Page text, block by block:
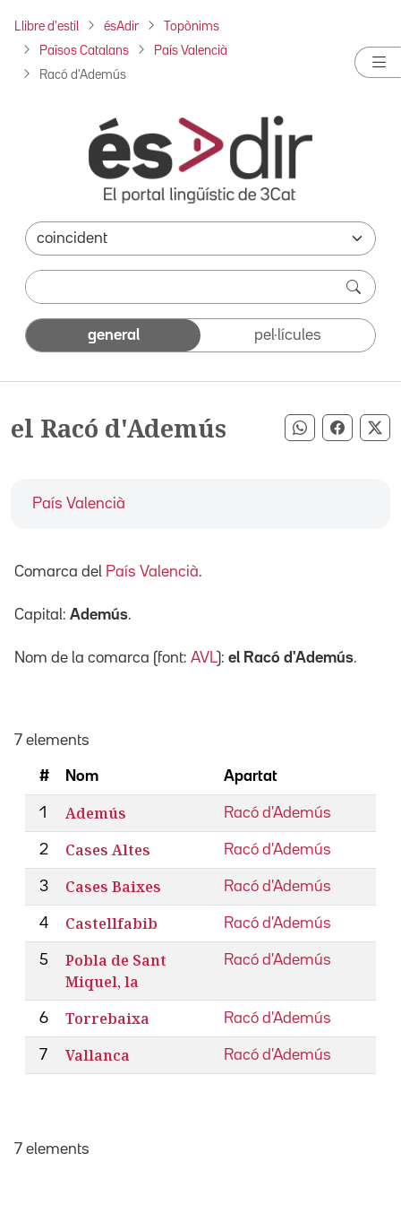
Llibre d'estil ésAdir Topònims
Països Catalans País Valencià
Racó d'Ademús
general pel·lícules
el Racó d'Ademús Compartir
País Valencià
Comarca del País Valencià.
Capital: Ademús.
Nom de la comarca (font: AVL): el Racó d'Ademús.
7 elements
# Nom Apartat
1 Ademús Racó d'Ademús
2 Cases Altes Racó d'Ademús
3 Cases Baixes Racó d'Ademús
4 Castellfabib Racó d'Ademús
5
Pobla de Sant
Miquel, la
Racó d'Ademús
6 Torrebaixa Racó d'Ademús
7 Vallanca Racó d'Ademús
7 elements